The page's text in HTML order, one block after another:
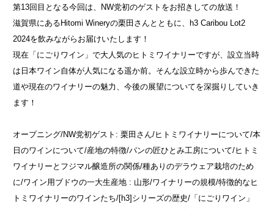
第13回目となる今回は、NW党初のゲストをお招きしての放送！
滋賀県にあるHitomi Wineryの栗田さんとともに、h3 Caribou Lot2
2024を飲みながらお届けいたします！
現在「にごりワイン」で大人気のヒトミワイナリーですが、設立当時
は日本ワイン自体が人気になる遥か前。そんな設立時から歩んできた
道や現在のワイナリーの魅力、今後の展望についてを深掘りしていき
ます！
オープニング/NW党初ゲスト: 栗田さん/ヒトミワイナリーについて/本
日のワインについて/産地の特徴/パンの匠ひとみ工房について/ヒトミ
ワイナリーとフジマル醸造所の関係/種ありのデラウェア栽培のため
に/ワイン用ブドウの一大生産地 : 山形/ワイナリーの規模/特徴的なヒ
トミワイナリーのワインたち/[h3]シリーズの歴史/「にごりワイン」